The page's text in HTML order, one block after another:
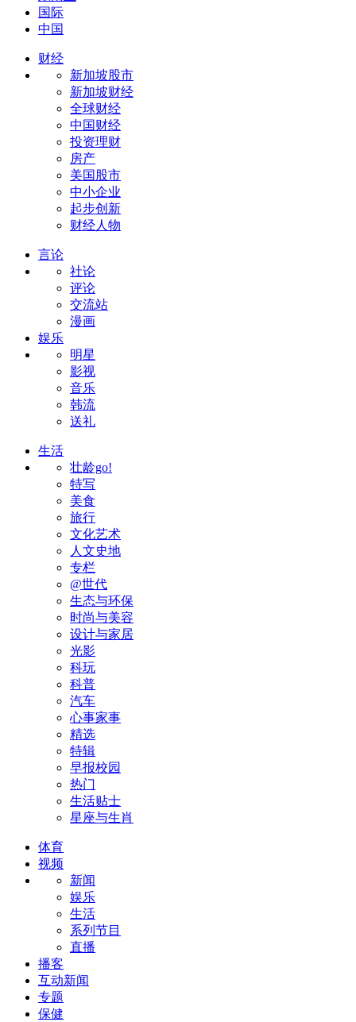
国际
中国
财经
新加坡股市
新加坡财经
全球财经
中国财经
投资理财
房产
美国股市
中小企业
起步创新
财经人物
言论
社论
评论
交流站
漫画
娱乐
明星
影视
音乐
韩流
送礼
生活
壮龄go!
特写
美食
旅行
文化艺术
人文史地
专栏
@世代
生态与环保
时尚与美容
设计与家居
光影
科玩
科普
汽车
心事家事
精选
特辑
早报校园
热门
生活贴士
星座与生肖
体育
视频
新闻
娱乐
生活
系列节目
直播
播客
互动新闻
专题
保健